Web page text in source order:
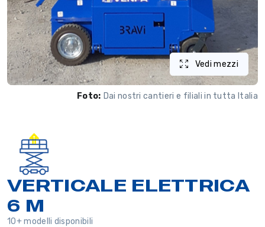
Vedi mezzi
Foto: Dai nostri cantieri e filiali in tutta Italia
VERTICALE ELETTRICA
6 M
10+ modelli disponibili